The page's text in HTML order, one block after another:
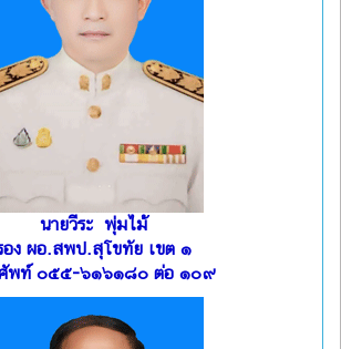
นายวีระ พุ่มไม้
อง ผอ.สพป.สุโขทัย เขต ๑
พท์ ๐๕๕-๖๑๖๑๘๐ ต่อ ๑๐๙